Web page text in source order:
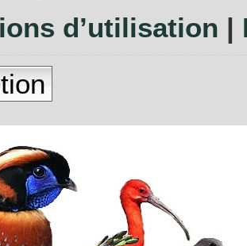
d’utilisation |